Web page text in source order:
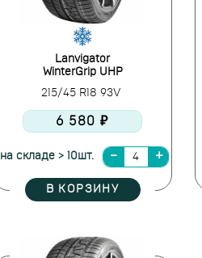
Lanvigator
WinterGrip UHP
215/45 R18 93V
6 580 ₽
на складе > 10шт.
В КОРЗИНУ